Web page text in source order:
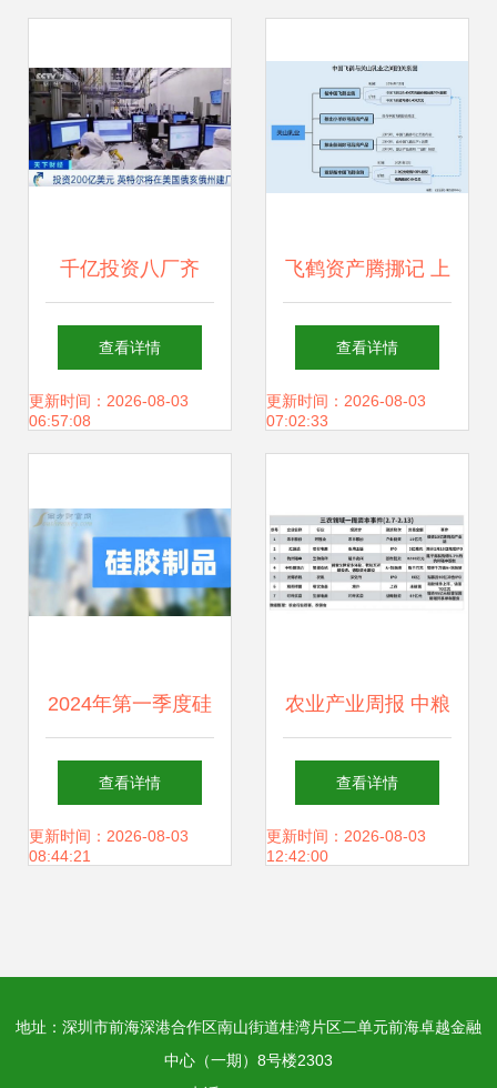
千亿投资八厂齐
建，美国芯片巨头
加速追赶台积电
查看详情
更新时间：2026-08-03
06:57:08
飞鹤资产腾挪记 上
市前剥离亏损资
产，上市后“折
查看详情
更新时间：2026-08-03
07:02:33
2024年第一季度硅
胶制品概念上市公
司毛利率榜解析 石
的深层启示
查看详情
更新时间：2026-08-03
08:44:21
农业产业周报 中粮
集团、极飞科技、
克明食品、牧原股
查看详情
更新时间：2026-08-03
12:42:00
地址：深圳市前海深港合作区南山街道桂湾片区二单元前海卓越金融
中心（一期）8号楼2303